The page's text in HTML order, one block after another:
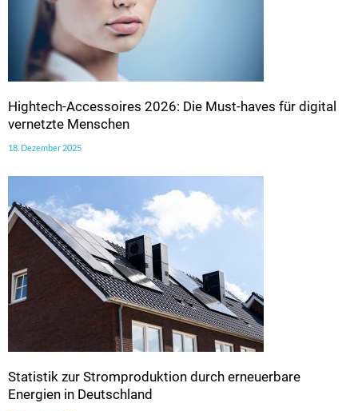
Hightech-Accessoires 2026: Die Must-haves für digital
vernetzte Menschen
18. Dezember 2025
Statistik zur Stromproduktion durch erneuerbare
Energien in Deutschland